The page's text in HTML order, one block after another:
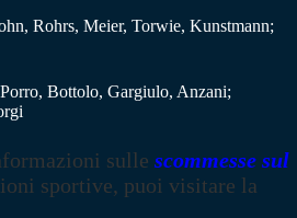
Rohrs, Meier, Torwie, Kunstmann;
Bottolo, Gargiulo, Anzani;
sulle scommesse sul
sportive, puoi visitare la